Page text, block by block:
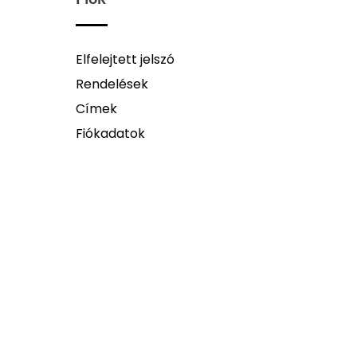
Elfelejtett jelszó
Rendelések
Címek
Fiókadatok